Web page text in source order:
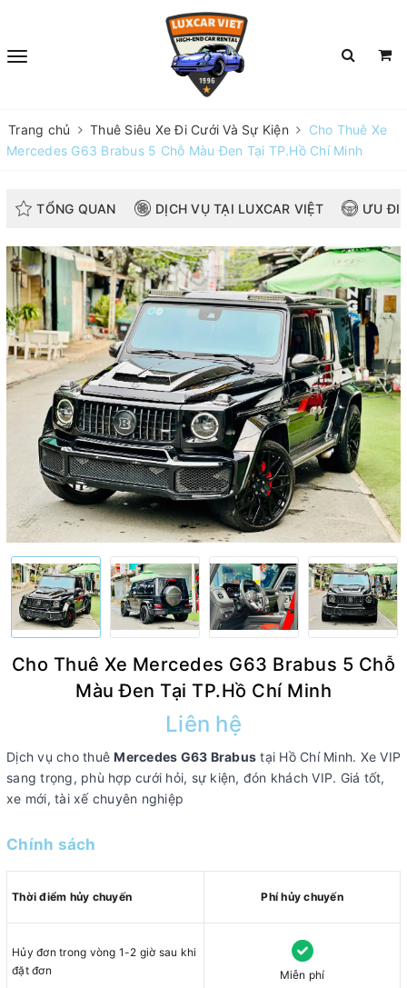
Trang chủ Thuê Siêu Xe Đi Cưới Và Sự Kiện
Cho Thuê Xe
Mercedes G63 Brabus 5 Chỗ Màu Đen Tại TP.Hồ Chí Minh
TỔNG QUAN DỊCH VỤ TẠI LUXCAR VIỆT ƯU
Cho Thuê Xe Mercedes G63 Brabus 5 Chỗ
Màu Đen Tại TP.Hồ Chí Minh
Liên hệ
Dịch vụ cho thuêMercedes G63 Brabus tại Hồ Chí Minh. Xe VIP
sang trọng, phù hợp cưới hỏi, sự kiện, đón khách VIP. Giá tốt,
xe mới, tài xế chuyên nghiệp
Chính sách
Thời điểm hủy chuyến Phí hủy chuyến
Hủy đơn trong vòng 1-2 giờ sau khi
đặt đơn
Miễn phí